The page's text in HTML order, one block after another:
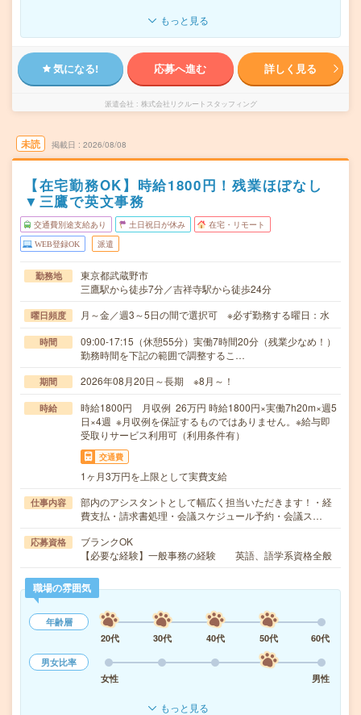
もっと見る
気になる! 応募へ進む 詳しく見る
派遣会社 株式会社リクルートスタッフィング
未読 掲載日 2026/08/08
【在宅勤務OK】時給1800円！残業ほぼなし
▼三鷹で英文事務
交通費別途支給あり 土日祝日が休み 在宅・リモート
WEB登録OK 派遣
勤務地
東京都武蔵野市
三鷹駅から徒歩7分／吉祥寺駅から徒歩24分
曜日頻度 月～金／週3～5日の間で選択可 ※必ず勤務する曜日：水
時間
09:00-17:15（休憩55分）実働7時間20分（残業少なめ！）
勤務時間を下記の範囲で調整するこ…
期間 2026年08月20日～長期 ※8月～！
時給
時給1800円 月収例 26万円 時給1800円×実働7h20m×週5
日×4週 ※月収例を保証するものではありません。※給与即
受取りサービス利用可（利用条件有）
交通費
1ヶ月3万円を上限として実費支給
仕事内容
部内のアシスタントとして幅広く担当いただきます！・経
費支払・請求書処理・会議スケジュール予約・会議ス…
応募資格
ブランクOK
【必要な経験】一般事務の経験 英語、語学系資格全般
職場の雰囲気
年齢層
20代
30代 40代 50代
60代
男女比率
女性
男性
もっと見る